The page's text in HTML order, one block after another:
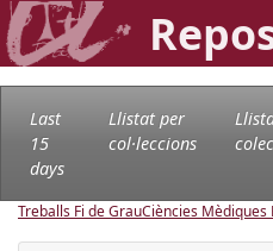
Last
15
days
Llistat per
col·leccions
Treballs Fi de GrauCiències Mèdiques